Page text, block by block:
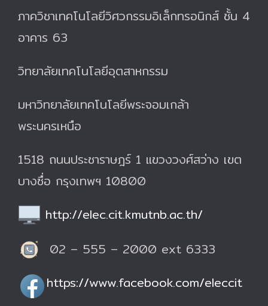
ภาควิชาเทคโนโลยีวิศวกรรมอิเล็กทรอนิกส์ ชั้น 4
อาคาร 63
วิทยาลัยเทคโนโลยีอุตสาหกรรม
มหาวิทยาลัยเทคโนโลยีพระจอมเกล้า
พระนครเหนือ
1518 ถนนประชาราษฎร์ 1 แขวงวงศ์สว่าง เขต
บางซื่อ กรุงเทพฯ 10800
http://elec.cit.kmutnb.ac.th/
02 – 555 – 2000 ext 6333
https://www.facebook.com/eleccit